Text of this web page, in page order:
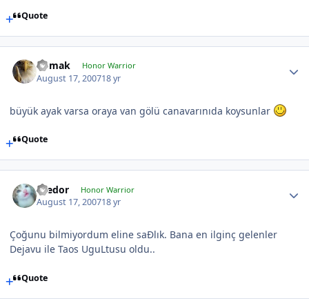
Quote
nomak Honor Warrior
August 17, 200718 yr
büyük ayak varsa oraya van gölü canavarınıda koysunlar
Quote
Teedor Honor Warrior
August 17, 200718 yr
Çoğunu bilmiyordum eline saÐlık. Bana en ilginç gelenler
Dejavu ile Taos UguLtusu oldu..
Quote